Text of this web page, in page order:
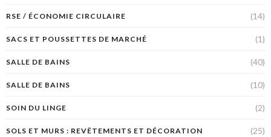
RSE / ÉCONOMIE CIRCULAIRE (14)
SACS ET POUSSETTES DE MARCHÉ (1)
SALLE DE BAINS (40)
SALLE DE BAINS (10)
SOIN DU LINGE (2)
SOLS ET MURS : REVÊTEMENTS ET DÉCORATION (25)